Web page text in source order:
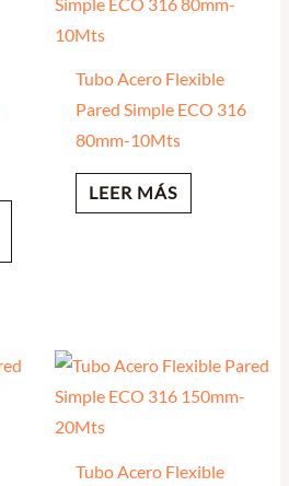
Tubo Acero Flexible
Pared Simple ECO 316
80mm-10Mts
LEER MÁS
Tubo Acero Flexible